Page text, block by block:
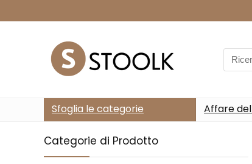
Search
for:
Sfoglia le categorie Affare
Categorie di Prodotto